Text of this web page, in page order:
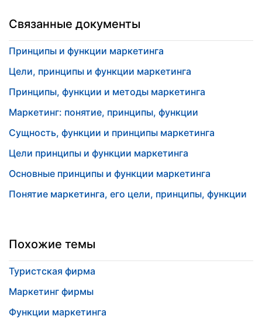
Связанные документы
Принципы и функции маркетинга
Цели, принципы и функции маркетинга
Принципы, функции и методы маркетинга
Маркетинг: понятие, принципы, функции
Сущность, функции и принципы маркетинга
Цели принципы и функции маркетинга
Основные принципы и функции маркетинга
Понятие маркетинга, его цели, принципы, функции
Похожие темы
Туристская фирма
Маркетинг фирмы
Функции маркетинга